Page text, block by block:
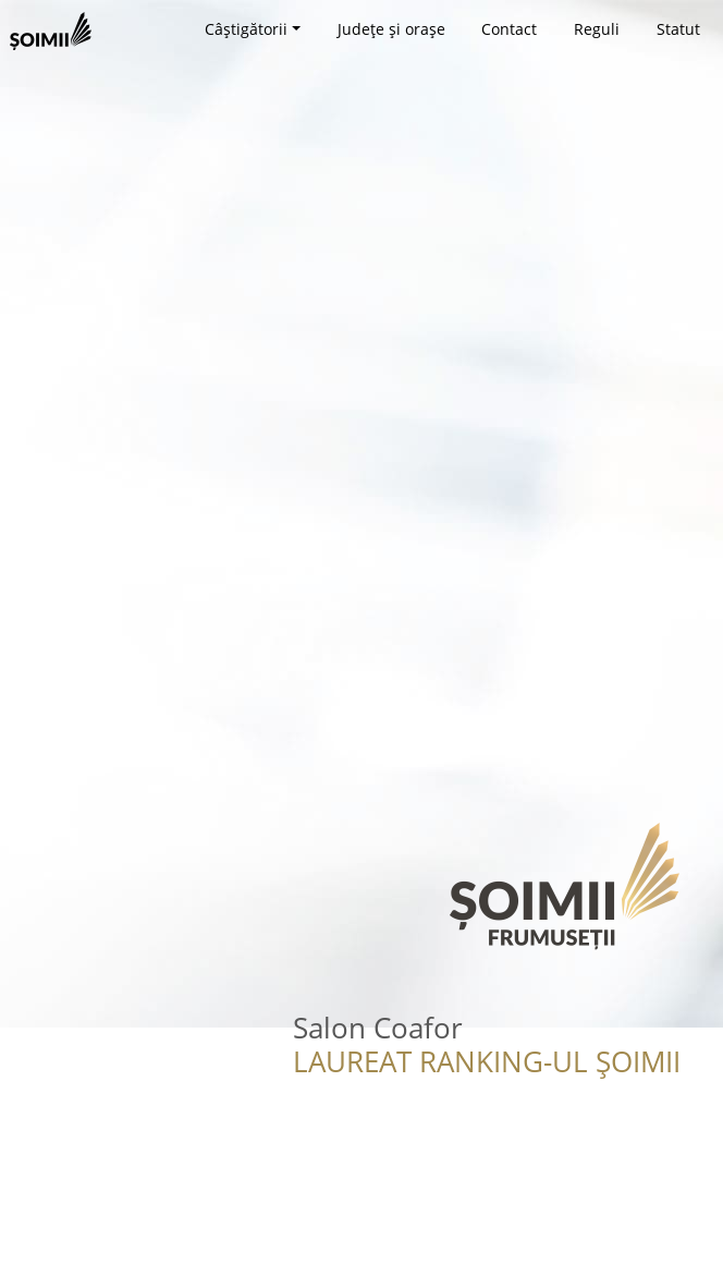
Câștigătorii Județe și orașe Contact Reguli Statut
Salon Coafor
LAUREAT RANKING-UL ȘOIMII